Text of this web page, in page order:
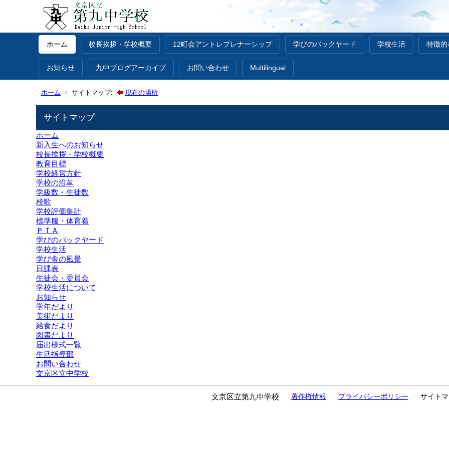
ホーム 校長挨拶・学校概要 12町会アントレプレナーシップ 学びのバックヤード 学校生活 特徴
お知らせ 九中ブログアーカイブ お問い合わせ Multilingual
ホーム サイトマップ: 現在の場所
サイトマップ
ホーム
新入生へのお知らせ
校長挨拶・学校概要
教育目標
学校経営方針
学校の沿革
学級数・生徒数
校歌
学校評価集計
標準服・体育着
ＰＴＡ
学びのバックヤード
学校生活
学び舎の風景
日課表
生徒会・委員会
学校生活について
お知らせ
学年だより
美術だより
給食だより
図書だより
届出様式一覧
生活指導部
お問い合わせ
文京区立中学校
文京区立第九中学校 著作権情報 プライバシーポリシー サイト